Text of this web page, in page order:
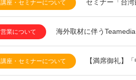
講座・セミナーについて セミナー「台
営業について 海外取材に伴う
講座・セミナーについて 【満席御礼】